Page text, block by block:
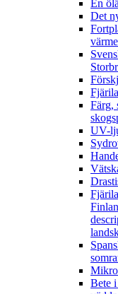
En
Det
Färg,
UV-
Bete